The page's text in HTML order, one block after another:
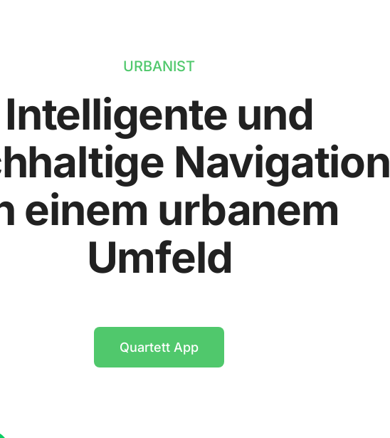
URBANIST
Intelligente und
Navigation
einem urbanem
Umfeld
Quartett App